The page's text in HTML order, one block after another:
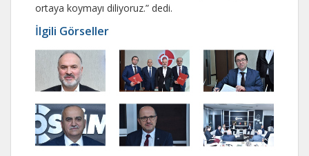
ortaya koymayı diliyoruz.” dedi.
İlgili Görseller